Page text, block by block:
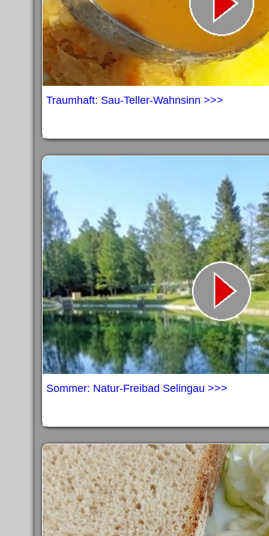
Traumhaft: Sau-Teller-Wahnsinn >>>
Sommer: Natur-Freibad Selingau >>>